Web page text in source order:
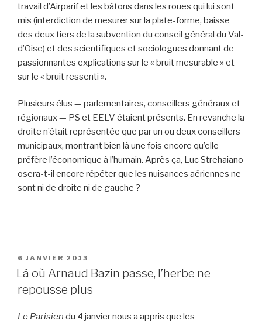
travail d’Airparif et les bâtons dans les roues qui lui sont
mis (interdiction de mesurer sur la plate-forme, baisse
des deux tiers de la subvention du conseil général du Val-
d’Oise) et des scientifiques et sociologues donnant de
passionnantes explications sur le « bruit mesurable » et
sur le « bruit ressenti ».
Plusieurs élus — parlementaires, conseillers généraux et
régionaux — PS et EELV étaient présents. En revanche la
droite n’était représentée que par un ou deux conseillers
municipaux, montrant bien là une fois encore qu’elle
préfère l’économique à l’humain. Après ça, Luc Strehaiano
osera-t-il encore répéter que les nuisances aériennes ne
sont ni de droite ni de gauche ?
PUBLIÉ
LE
6 JANVIER 2013
Là où Arnaud Bazin passe, l’herbe ne
repousse plus
Le Parisien du 4 janvier nous a appris que les